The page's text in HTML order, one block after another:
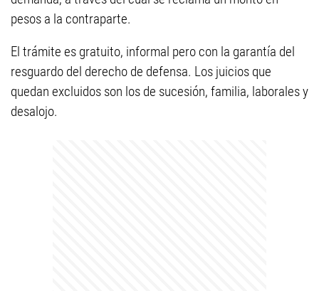
pesos a la contraparte.
El trámite es gratuito, informal pero con la garantía del
resguardo del derecho de defensa. Los juicios que
quedan excluidos son los de sucesión, familia, laborales y
desalojo.